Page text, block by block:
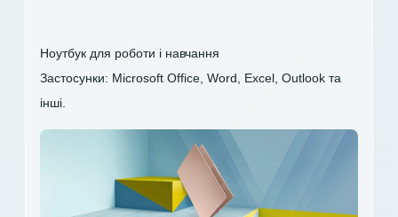
Ноутбук для роботи і навчання
Застосунки: Microsoft Office, Word, Excel, Outlook та
інші.